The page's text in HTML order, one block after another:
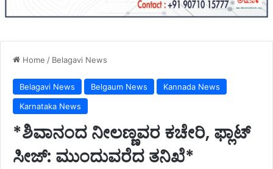
Home / Belagavi News
Belagavi News Belgaum News
Kannada News
Karnataka News
*ಶಿವಾನಂದ ನೀಲಣ್ಣವರ ಕಚೇರಿ, ಫ್ಲಾಟ್‌‌
ಸೀಜ್: ಮುಂದುವರೆದ ತನಿಖೆ*